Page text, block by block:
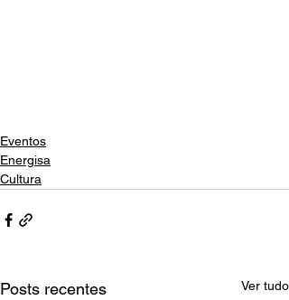
Eventos
Energisa
Cultura
Posts recentes Ver tudo